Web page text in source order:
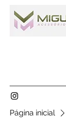
Página inicial